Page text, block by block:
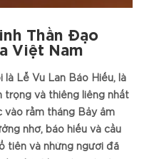
Thần Đạo
Việt Nam
là Lễ Vu Lan Báo Hiếu, là
trọng và thiêng liêng nhất
rằm tháng Bảy âm
nhớ, báo hiếu và cầu
tiên và những người đã